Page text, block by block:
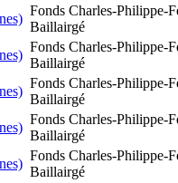
Fonds Charles-Philippe-
Baillairgé
Fonds Charles-Philippe-
Baillairgé
Fonds Charles-Philippe-
Baillairgé
Fonds Charles-Philippe-
Baillairgé
Fonds Charles-Philippe-
Baillairgé